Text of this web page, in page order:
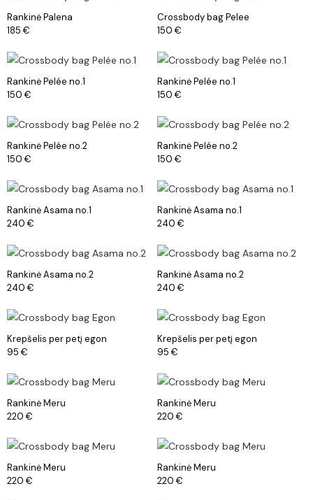
Rankinė Palena
185€
Crossbody bag Pelee
150€
Rankinė Pelée no.1
150€
Rankinė Pelée no.1
150€
Rankinė Pelée no.2
150€
Rankinė Pelée no.2
150€
Rankinė Asama no.1
240€
Rankinė Asama no.1
240€
Rankinė Asama no.2
240€
Rankinė Asama no.2
240€
Krepšelis per petį egon
95€
Krepšelis per petį egon
95€
Rankinė Meru
220€
Rankinė Meru
220€
Rankinė Meru
220€
Rankinė Meru
220€